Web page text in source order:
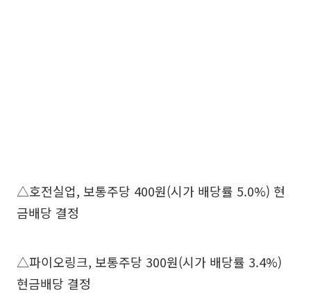
△호전실업, 보통주당 400원(시가 배당률 5.0%) 현
금배당 결정
△파이오링크, 보통주당 300원(시가 배당률 3.4%)
현금배당 결정